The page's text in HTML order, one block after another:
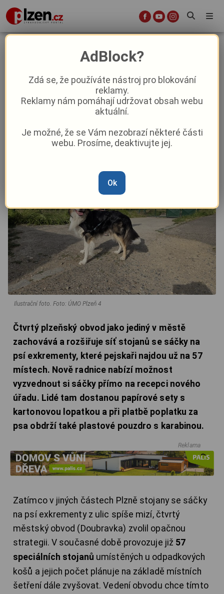
Papírové s lopatkou i plastová
pouzdra zdarma. Plzeňská Čtyřka
rozšiřuje servis pro majitele psů
Aktuality Z Plzně
Pavel Žižka– 6. 7.|12:25
Ilustrační foto. Foto: ÚMO Plzeň 4
Čtvrtý plzeňský obvod jako jediný v městě
zachovává a rozšiřuje síť stojanů se sáčky na
psí exkrementy, které pejskaři najdou už na 57
místech. Nově radnice nabízí možnost
vyzvednout si sáčky přímo na recepci nového
úřadu. Lidé tam dostanou papírové sety s
kartonovou lopatkou a při platbě poplatku za
psa obdrží také plastové pouzdro s karabinou.
Reklama
Zatímco v jiných částech Plzně stojany se sáčky
na psí exkrementy z ulic spíše mizí, čtvrtý
městský obvod (Doubravka) zvolil opačnou
strategii. V současné době provozuje již 57
speciálních stojanů umístěných u odpadkových
košů a jejich počet plánuje na základě místních
šetření dále zvyšovat. Vedení obvodu chce tímto
AdBlock?
Zdá se, že používáte nástroj pro blokování
reklamy.
Reklamy nám pomáhají udržovat obsah webu
aktuální.
Je možné, že se Vám nezobrazí některé části
webu. Prosíme, deaktivujte jej.
Ok